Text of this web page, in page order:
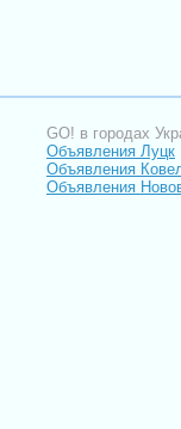
GO! в городах
Объявления Луцк
Объявления
Объявления